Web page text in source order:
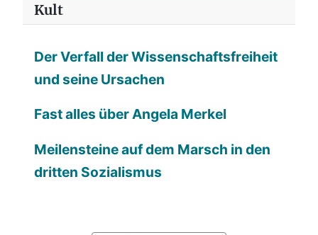
Kult
Der Verfall der Wissenschaftsfreiheit
und seine Ursachen
Fast alles über Angela Merkel
Meilensteine auf dem Marsch in den
dritten Sozialismus